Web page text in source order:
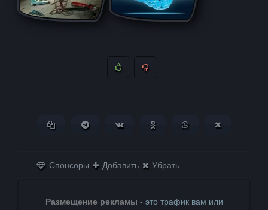
Копировать ссылкуПоделиться в Telegram
Поделиться ВКонтактеПоделиться в
Поделиться в
Спонсоры Добавить Убрать
Размещение рекламы - это трафик вам или